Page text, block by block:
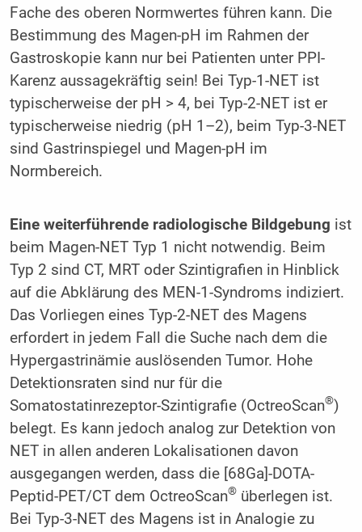
Fache des oberen Normwertes führen kann. Die
Bestimmung des Magen-pH im Rahmen der
Gastroskopie kann nur bei Patienten unter PPI-
Karenz aussagekräftig sein! Bei Typ-1-NET ist
typischerweise der pH > 4, bei Typ-2-NET ist er
typischerweise niedrig (pH 1–2), beim Typ-3-NET
sind Gastrinspiegel und Magen-pH im
Normbereich.
Eine weiterführende radiologische Bildgebung ist
beim Magen-NET Typ 1 nicht notwendig. Beim
Typ 2 sind CT, MRT oder Szintigrafien in Hinblick
auf die Abklärung des MEN-1-Syndroms indiziert.
Das Vorliegen eines Typ-2-NET des Magens
erfordert in jedem Fall die Suche nach dem die
Hypergastrinämie auslösenden Tumor. Hohe
Detektionsraten sind nur für die
Somatostatinrezeptor-Szintigrafie (OctreoScan®)
belegt. Es kann jedoch analog zur Detektion von
NET in allen anderen Lokalisationen davon
ausgegangen werden, dass die [68Ga]-DOTA-
Peptid-PET/CT dem OctreoScan®überlegen ist.
Bei Typ-3-NET des Magens ist in Analogie zu